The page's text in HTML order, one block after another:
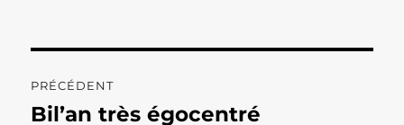
de
PRÉCÉDENT
Publication
Bil’an très égocentré